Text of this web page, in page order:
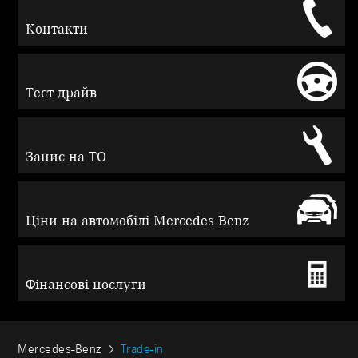
Контакти
Тест-драйв
Запис на ТО
Ціни на автомобілі Mercedes-Benz
Фінансові послуги
Mercedes-Benz Trade-in